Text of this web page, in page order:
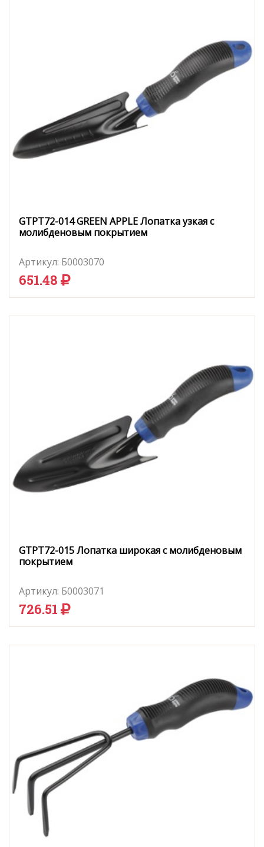
GTPT72-014 GREEN APPLE Лопатка узкая с
молибденовым покрытием
Артикул: Б0003070
651.48
GTPT72-015 Лопатка широкая с молибденовым
покрытием
Артикул: Б0003071
726.51